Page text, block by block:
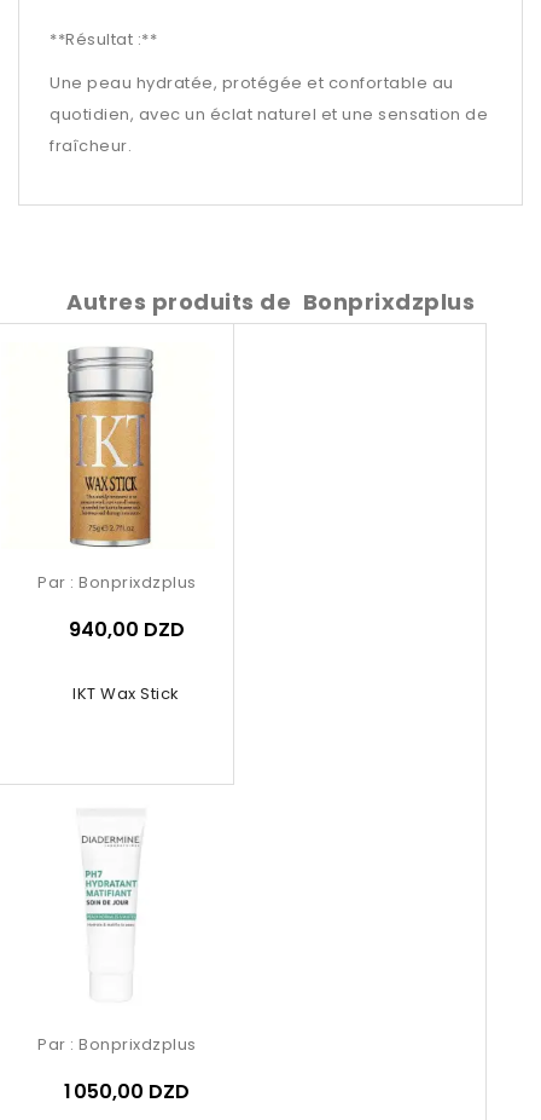
**Résultat :**
Une peau hydratée, protégée et confortable au
quotidien, avec un éclat naturel et une sensation de
fraîcheur.
Autres produits de Bonprixdzplus
IKT Wax Stick
Par : Bonprixdzplus
940,00 DZD
Par : Bonprixdzplus
1 050,00 DZD